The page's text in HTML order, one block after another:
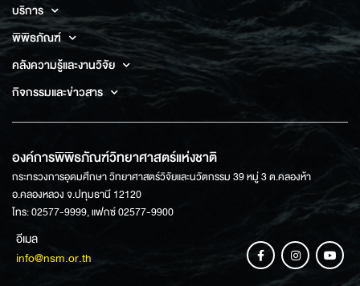
บริการ
พิพิธภัณฑ์
คลังความรู้และงานวิจัย
กิจกรรมและข่าวสาร
องค์การพิพิธภัณฑ์วิทยาศาสตร์แห่งชาติ
กระทรวงการอุดมศึกษา วิทยาศาสตร์วิจัยและนวัตกรรม 39 หมู่ 3 ต.คลองห้า
อ.คลองหลวง จ.ปทุมธานี 12120
โทร: 02577-9999, แฟกซ์ 02577-9900
อีเมล
info@nsm.or.th